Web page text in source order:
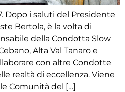
Dopo i saluti del Presidente
Bertola, è la volta di
della Condotta Slow
Alta Val Tanaro e
con altre Condotte
realtà di eccellenza. Viene
Comunità del […]